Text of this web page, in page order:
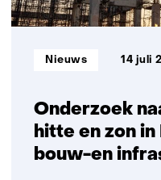
productie
flexibele
zonnepanelen
Onderzoek
hitte en zon
bouw-en
Informatietype:
Nieuws 14 juli